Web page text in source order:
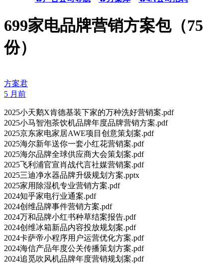
699家电品牌营销方案包（75
份）
方案君
5 月前
2025小天鹅X肯德基装下家的万种洗好营销案.pdf
2025小马智泡茶饮机品牌年度品牌营销方案.pdf
2025京东家电家居AWE项目创意策划案.pdf
2025海尔新年送你一套小红花营销案.pdf
2025海尔品牌全球供应商大会策划案.pdf
2025飞利浦官宣肖战代言社媒营销案.pdf
2025三迪净水器品牌升级规划方案.pptx
2025家用除湿机专业营销方案.pdf
2024知乎家电行业通案.pdf
2024创维品牌事件营销方案.pdf
2024万和品牌小红书种草结案报告.pdf
2024创维冰箱新品内容投放规划案.pdf
2024卡萨帝小程序用户运营优化方案.pdf
2024海信产品年度公关传播策划方案.pdf
2024追觅吹风机品牌年度营销规划案.pdf